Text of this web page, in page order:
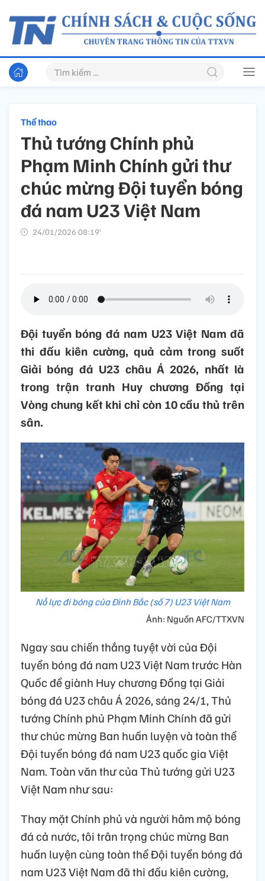
Thể thao
Thủ tướng Chính phủ
Phạm Minh Chính gửi thư
chúc mừng Đội tuyển bóng
đá nam U23 Việt Nam
24/01/2026 08:19’
Đội tuyển bóng đá nam U23 Việt Nam đã
thi đấu kiên cường, quả cảm trong suốt
Giải bóng đá U23 châu Á 2026, nhất là
trong trận tranh Huy chương Đồng tại
Vòng chung kết khi chỉ còn 10 cầu thủ trên
sân.
Nỗ lực đi bóng của Đình Bắc (số 7) U23 Việt Nam
Ảnh: Nguồn AFC/TTXVN
Ngay sau chiến thắng tuyệt vời của Đội
tuyển bóng đá nam U23 Việt Nam trước Hàn
Quốc để giành Huy chương Đồng tại Giải
bóng đá U23 châu Á 2026, sáng 24/1, Thủ
tướng Chính phủ Phạm Minh Chính đã gửi
thư chúc mừng Ban huấn luyện và toàn thể
Đội tuyển bóng đá nam U23 quốc gia Việt
Nam. Toàn văn thư của Thủ tướng gửi U23
Việt Nam như sau:
Thay mặt Chính phủ và người hâm mộ bóng
đá cả nước, tôi trân trọng chúc mừng Ban
huấn luyện cùng toàn thể Đội tuyển bóng đá
nam U23 Việt Nam đã thi đấu kiên cường,